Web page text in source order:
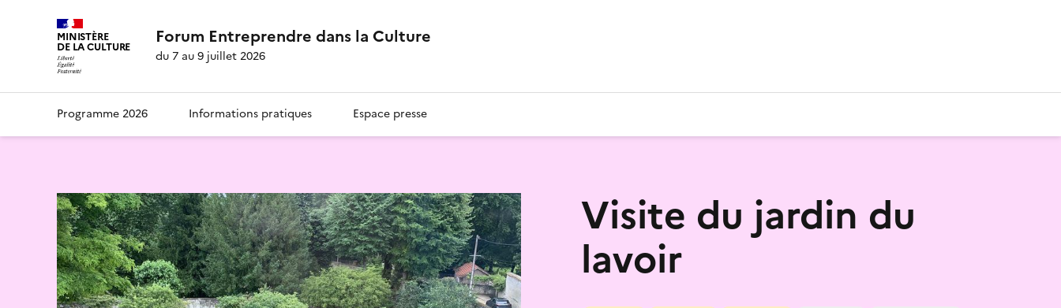
MINISTÈRE
DE LA CULTURE Forum Entreprendre dans la Culture
du 7 au 9 juillet 2026
Programme 2026 Informations pratiques Espace presse
Visite du jardin du
lavoir